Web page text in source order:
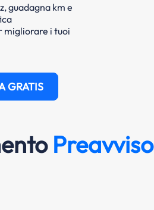
guadagna km e
migliorare i tuoi
GRATIS